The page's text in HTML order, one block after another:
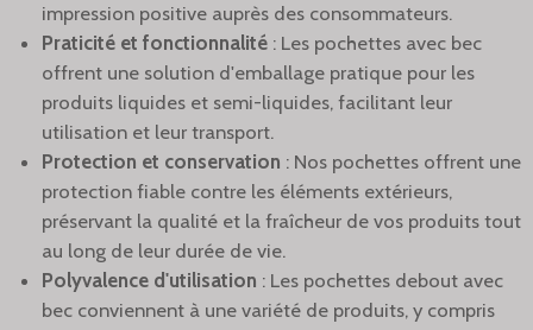
impression positive auprès des consommateurs.
Praticité et fonctionnalité : Les pochettes avec bec
offrent une solution d'emballage pratique pour les
produits liquides et semi-liquides, facilitant leur
utilisation et leur transport.
Protection et conservation : Nos pochettes offrent une
protection fiable contre les éléments extérieurs,
préservant la qualité et la fraîcheur de vos produits tout
au long de leur durée de vie.
Polyvalence d'utilisation : Les pochettes debout avec
bec conviennent à une variété de produits, y compris